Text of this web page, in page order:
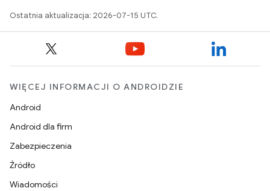
Ostatnia aktualizacja: 2026-07-15 UTC.
WIĘCEJ INFORMACJI O ANDROIDZIE
Android
Android dla firm
Zabezpieczenia
Źródło
Wiadomości